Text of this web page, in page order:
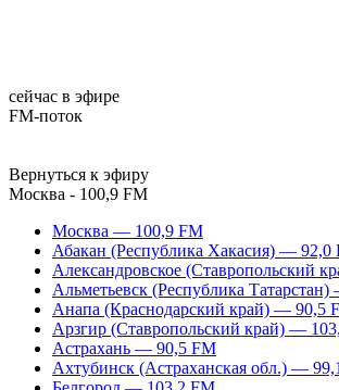
сейчас в эфире
FM-поток
Вернуться к эфиру
Москва - 100,9 FM
Москва — 100,9 FM
Абакан (Республика Хакасия) — 92,0
Александровское (Ставропольский
Альметьевск (Республика
Анапа (Краснодарский край) — 90,5
Арзгир (Ставропольский край) —
Астрахань — 90,5 FM
Ахтубинск (Астраханская обл.) —